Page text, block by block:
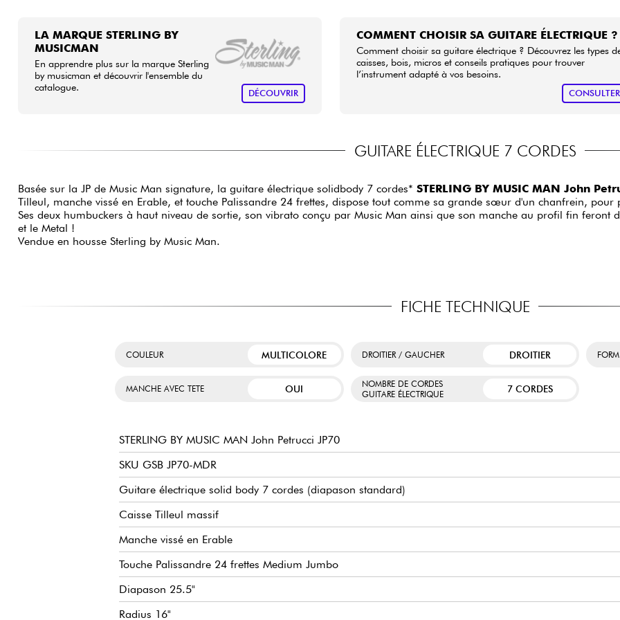
LA MARQUE STERLING BY
MUSICMAN
En apprendre plus sur la marque Sterling
by musicman et découvrir l'ensemble du
catalogue.
DÉCOUVRIR
COMMENT CHOISIR SA GUITARE ÉLECTRIQUE ?
Comment choisir sa guitare électrique ? Découvrez les types
caisses, bois, micros et conseils pratiques pour trouver
l’instrument adapté à vos besoins.
CONSULTER
GUITARE ÉLECTRIQUE 7 CORDES
Basée sur la JP de Music Man signature, la guitare électrique solidbody 7 cordes* STERLING BY MUSIC MAN John
Tilleul, manche vissé en Erable, et touche Palissandre 24 frettes, dispose tout comme sa grande sœur d'un chanfrein,
Ses deux humbuckers à haut niveau de sortie, son vibrato conçu par Music Man ainsi que son manche au profil fin feront
et le Metal !
Vendue en housse Sterling by Music Man.
FICHE TECHNIQUE
COULEUR MULTICOLORE DROITIER / GAUCHER DROITIER
MANCHE AVEC TETE OUI
NOMBRE DE CORDES
GUITARE ÉLECTRIQUE
7 CORDES
STERLING BY MUSIC MAN John Petrucci JP70
SKU GSB JP70-MDR
Guitare électrique solid body 7 cordes (diapason standard)
Caisse Tilleul massif
Manche vissé en Erable
Touche Palissandre 24 frettes Medium Jumbo
Diapason 25.5"
Radius 16"